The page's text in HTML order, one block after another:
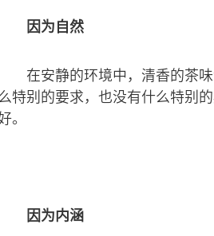
因为自然
在安静的环境中，清香的茶
特别的要求，也没有什么特别
。
因为内涵